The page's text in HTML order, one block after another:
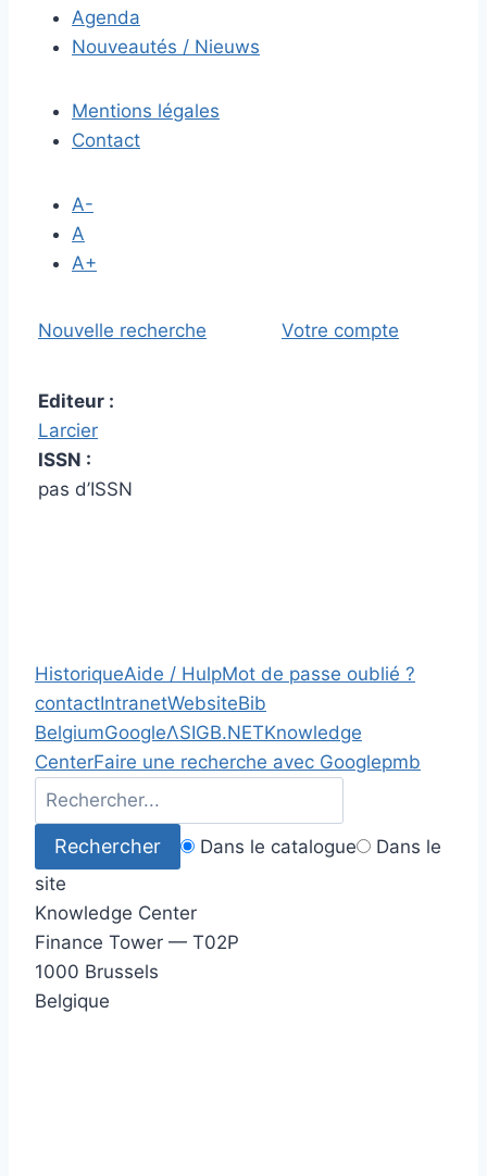
Agenda
Nouveautés / Nieuws
Mentions légales
Contact
A-
A
A+
Nouvelle recherche Votre compte
Editeur :
Larcier
ISSN :
pas d’ISSN
HistoriqueAide / HulpMot de passe oublié ?
contactIntranetWebsiteBib
BelgiumGoogleΛSIGB.NETKnowledge
CenterFaire une recherche avec Googlepmb
Dans le catalogue
Dans le
site
Knowledge Center
Finance Tower — T02P
1000 Brussels
Belgique